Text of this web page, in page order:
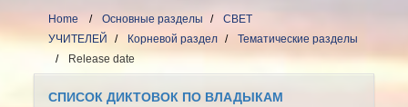
Home Основные разделы
СВЕТ
УЧИТЕЛЕЙ
Корневой раздел
Тематические разделы
Release date
СПИСОК ДИКТОВОК ПО ВЛАДЫКАМ